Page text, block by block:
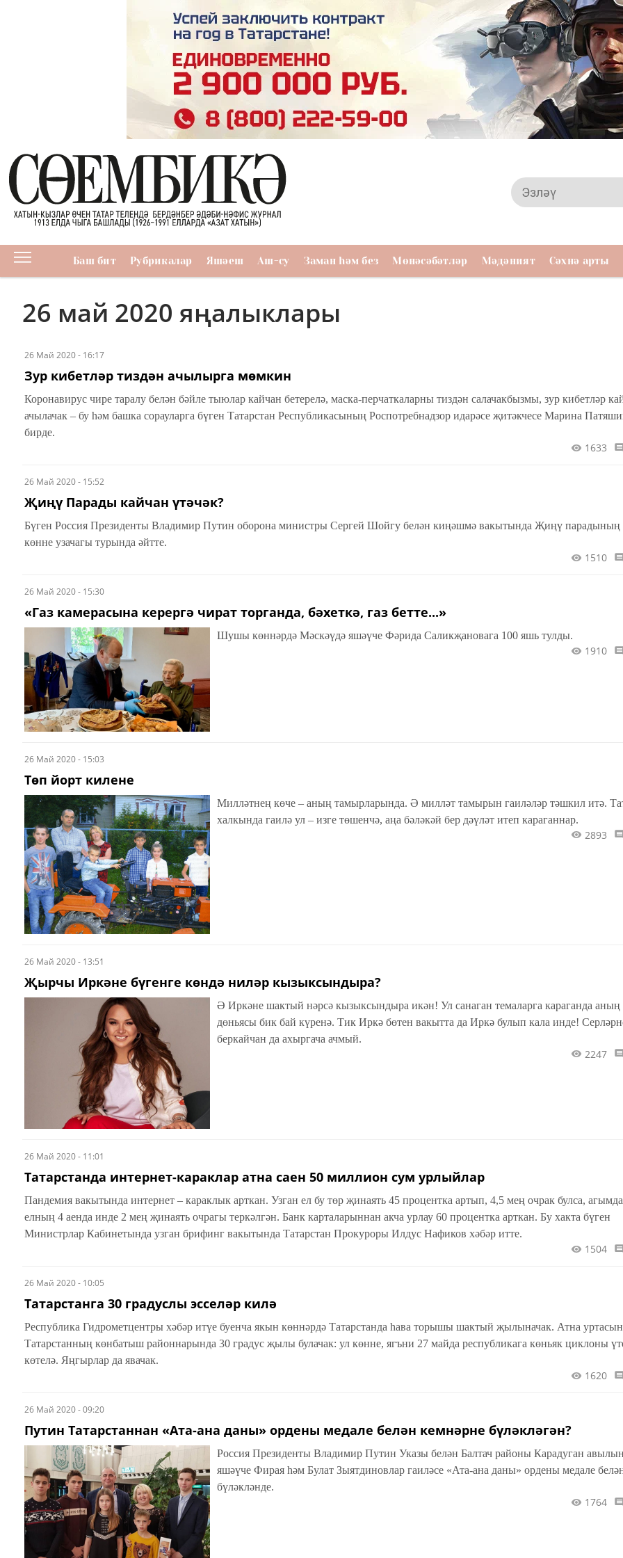
Баш бит Рубрикалар Яшәеш Аш-су Заман һәм без Мөнәсәбәтләр Мәдәният Сәхнә арты
26 май 2020 яңалыклары
26 Май 2020 - 16:17
Зур кибетләр тиздән ачылырга мөмкин
​​​​​​​Коронавирус чире таралу белән бәйле тыюлар кайчан бетерелә, маска-перчаткаларны тиздән салачакбызмы, зур кибетләр
ачылачак – бу һәм башка сорауларга бүген Татарстан Республикасының Роспотребнадзор идарәсе җитәкчесе Марина
бирде.
1633
26 Май 2020 - 15:52
Җиңү Парады кайчан үтәчәк?
Бүген Россия Президенты Владимир Путин оборона министры Сергей Шойгу белән киңәшмә вакытында Җиңү
көнне узачагы турында әйтте.
1510
26 Май 2020 - 15:30
«Газ камерасына керергә чират торганда, бәхеткә, газ бетте...»
Шушы көннәрдә Мәскәүдә яшәүче Фәрида Саликҗановага 100 яшь тулды.
1910
26 Май 2020 - 15:03
Төп йорт килене
Милләтнең көче – аның тамырларында. Ә милләт тамырын гаиләләр тәшкил итә.
халкында гаилә ул – изге төшенчә, аңа бәләкәй бер дәүләт итеп караганнар.
2893
26 Май 2020 - 13:51
Җырчы Иркәне бүгенге көндә ниләр кызыксындыра?
Ә Иркәне шактый нәрсә кызыксындыра икән! Ул санаган темаларга караганда аның
дөньясы бик бай күренә. Тик Иркә бөтен вакытта да Иркә булып кала инде!
беркайчан да ахыргача ачмый.
2247
26 Май 2020 - 11:01
Татарстанда интернет-караклар атна саен 50 миллион сум урлыйлар
Пандемия вакытында интернет – караклык арткан. Узган ел бу төр җинаять 45 процентка артып, 4,5 мең очрак булса, агымдагы
елның 4 аенда инде 2 мең җинаять очрагы теркәлгән. Банк карталарыннан акча урлау 60 процентка арткан. Бу хакта бүген
Министрлар Кабинетында узган брифинг вакытында Татарстан Прокуроры Илдус Нафиков хәбәр итте.
1504
26 Май 2020 - 10:05
Татарстанга 30 градуслы эсселәр килә
Республика Гидрометцентры хәбәр итүе буенча якын көннәрдә Татарстанда һава торышы шактый җылыначак. Атна
Татарстанның көнбатыш районнарында 30 градус җылы булачак: ул көнне, ягъни 27 майда республикага көньяк циклоны
көтелә. Яңгырлар да явачак.
1620
26 Май 2020 - 09:20
Путин Татарстаннан «Ата-ана даны» ордены медале белән кемнәрне бүләкләгән?
Россия Президенты Владимир Путин Указы белән Балтач районы Карадуган
яшәүче Фирая һәм Булат Зыятдиновлар гаиләсе «Ата-ана даны» ордены медале
бүләкләнде.
1764